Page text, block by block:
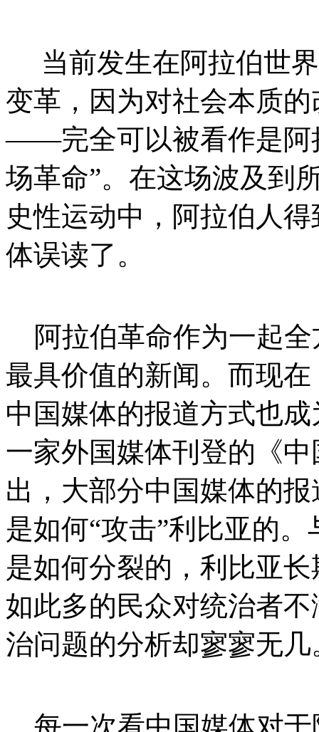
当前发生在阿拉伯世
变革，因为对社会本质
——完全可以被看作是阿
场革命”。在这场波及到
史性运动中，阿拉伯人
体误读了。
阿拉伯革命作为一起全
最具价值的新闻。而现
中国媒体的报道方式也
一家外国媒体刊登的《
出，大部分中国媒体的
是如何“攻击”利比亚的
是如何分裂的，利比亚
如此多的民众对统治者
治问题的分析却寥寥无几
每一次看中国媒体对于